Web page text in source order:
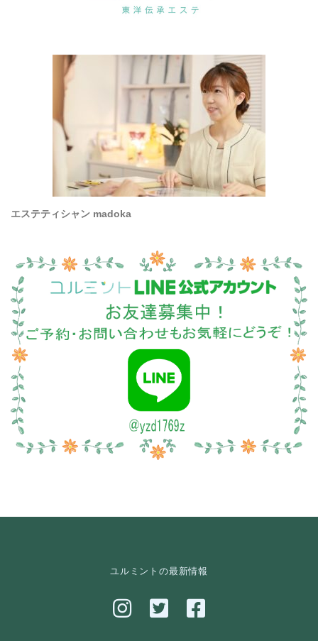
エステティシャン madoka
ユルミントの最新情報